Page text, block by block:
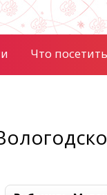
Что посетить